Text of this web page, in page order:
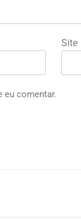
Site
eu comentar.